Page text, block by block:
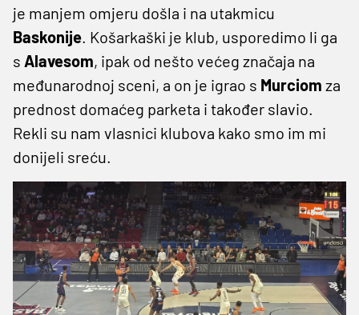
je manjem omjeru došla i na utakmicu
Baskonije. Košarkaški je klub, usporedimo li ga
s Alavesom, ipak od nešto većeg značaja na
međunarodnoj sceni, a on je igrao s Murciom za
prednost domaćeg parketa i također slavio.
Rekli su nam vlasnici klubova kako smo im mi
donijeli sreću.